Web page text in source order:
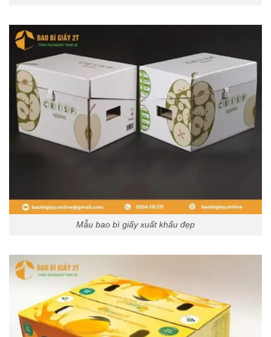
Mẫu bao bì giấy xuất khẩu đẹp